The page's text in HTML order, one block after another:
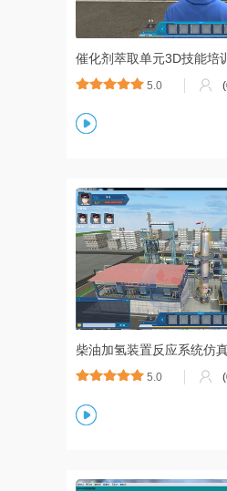
催化剂萃取单元3D技能培
5.0
柴油加氢装置反应系统仿
5.0